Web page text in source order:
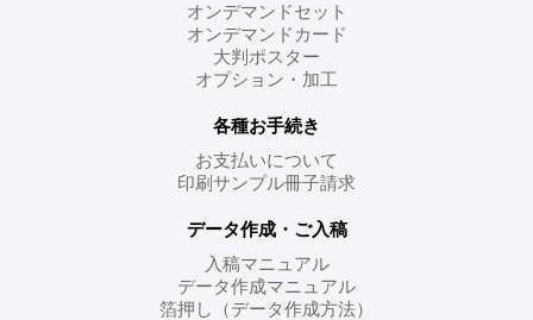
オンデマンドセット
オンデマンドカード
大判ポスター
オプション・加工
各種お手続き
お支払いについて
印刷サンプル冊子請求
データ作成・ご入稿
入稿マニュアル
データ作成マニュアル
箔押し（データ作成方法）